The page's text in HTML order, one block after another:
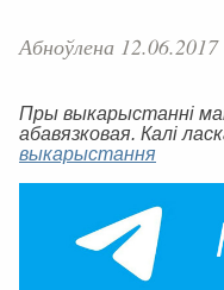
Абноўлена
Пры выкарыстанні
абавязковая. Калі
выкарыстання